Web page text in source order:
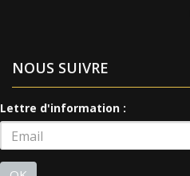
NOUS SUIVRE
Lettre d'information :